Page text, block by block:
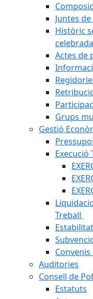
Juntes
Històric
Actes de
Grups
Gestió
Execució
Treball
Auditories
Consell de
Estatuts